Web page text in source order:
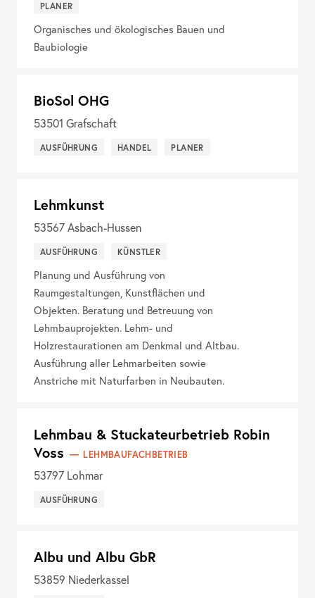
PLANER
Organisches und ökologisches Bauen und
Baubiologie
BioSol OHG
53501 Grafschaft
AUSFÜHRUNG HANDEL PLANER
Lehmkunst
53567Asbach-Hussen
AUSFÜHRUNG KÜNSTLER
Planung und Ausführung von
Raumgestaltungen, Kunstflächen und
Objekten. Beratung und Betreuung von
Lehmbauprojekten. Lehm- und
Holzrestaurationen am Denkmal und Altbau.
Ausführung aller Lehmarbeiten sowie
Anstriche mit Naturfarben in Neubauten.
Lehmbau & Stuckateurbetrieb Robin
Voss
LEHMBAUFACHBETRIEB
53797 Lohmar
AUSFÜHRUNG
Albu und Albu GbR
53859 Niederkassel